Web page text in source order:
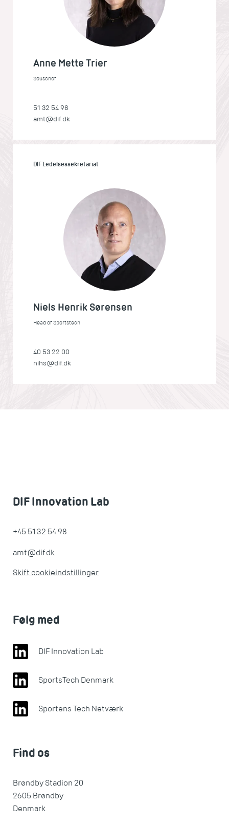
Anne Mette Trier
Souschef
51 32 54 98
amt@dif.dk
DIF Ledelsessekretariat
Niels Henrik Sørensen
Head of Sportstech
40 53 22 00
nihs@dif.dk
DIF Innovation Lab
+45 51 32 54 98
amt@dif.dk
Skift cookieindstillinger
Følg med
DIF Innovation Lab
SportsTech Denmark
Sportens Tech Netværk
Find os
Brøndby Stadion 20
2605 Brøndby
Denmark